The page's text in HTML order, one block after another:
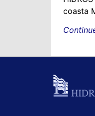
coasta